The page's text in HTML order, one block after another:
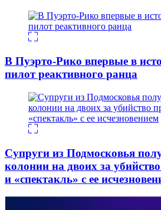
В Пуэрто-Рико впервые в
пилот реактивного ранца
Супруги из Подмосковья
колонии на двоих за
и «спектакль» с ее